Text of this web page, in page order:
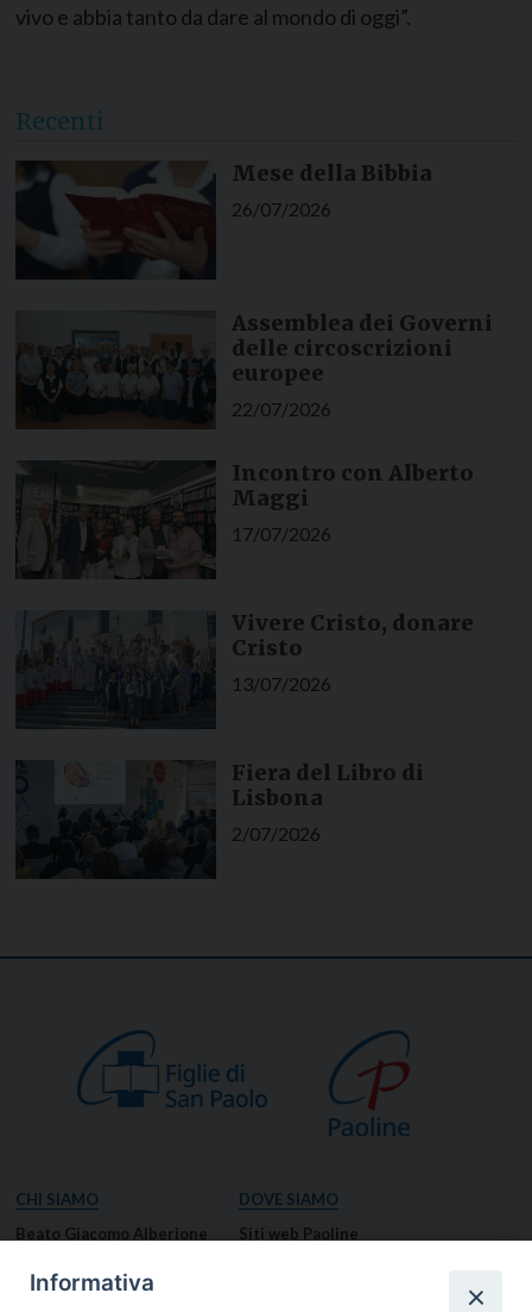
vivo e abbia tanto da dare al mondo di oggi”.
Recenti
Mese della Bibbia
26/07/2026
Assemblea dei Governi
delle circoscrizioni
europee
22/07/2026
Incontro con Alberto
Maggi
17/07/2026
Vivere Cristo, donare
Cristo
13/07/2026
Fiera del Libro di
Lisbona
2/07/2026
CHI SIAMO
Beato Giacomo Alberione
DOVE SIAMO
Siti web Paoline
Informativa